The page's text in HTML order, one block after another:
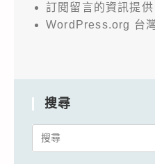
訂閱留言的資訊提供
WordPress.org 台
搜尋
Search